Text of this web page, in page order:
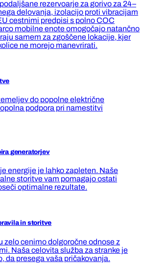
rezervoarje za gorivo za 24–
delovanja, izolacijo proti vibracijam
cestnimi predpisi s polno COC
mobilne enote omogočajo natančno
samem za zgoščene lokacije, kjer
ne morejo manevrirati.
do popolne električne
podpora pri namestitvi
generatorjev
energije je lahko zapleten. Naše
storitve vam pomagajo ostati
optimalne rezultate.
in storitve
zelo cenimo dolgoročne odnose z
Naša celovita služba za stranke je
da presega vaša pričakovanja.